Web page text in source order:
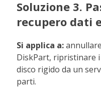
Soluzione 3.
recupero dati
Si applica a:
DiskPart, ripristinare
disco rigido da un
parti.